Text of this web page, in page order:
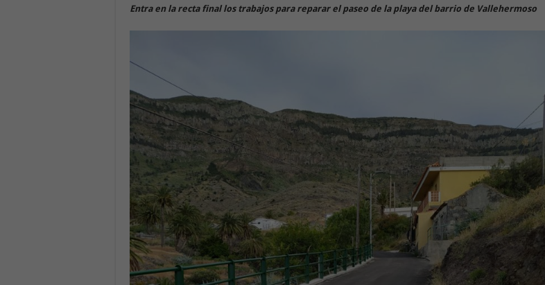
Entra en la recta final los trabajos para reparar el paseo de la playa del barrio de Vallehermoso